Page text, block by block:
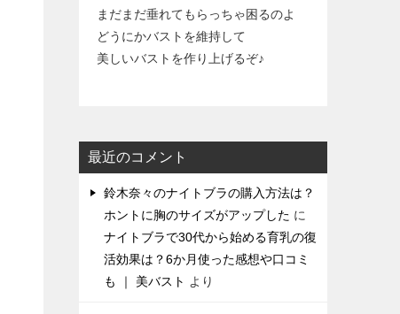
まだまだ垂れてもらっちゃ困るのよ
どうにかバストを維持して
美しいバストを作り上げるぞ♪
最近のコメント
鈴木奈々のナイトブラの購入方法は？
ホントに胸のサイズがアップした に
ナイトブラで30代から始める育乳の復
活効果は？6か月使った感想や口コミ
も ｜ 美バスト より